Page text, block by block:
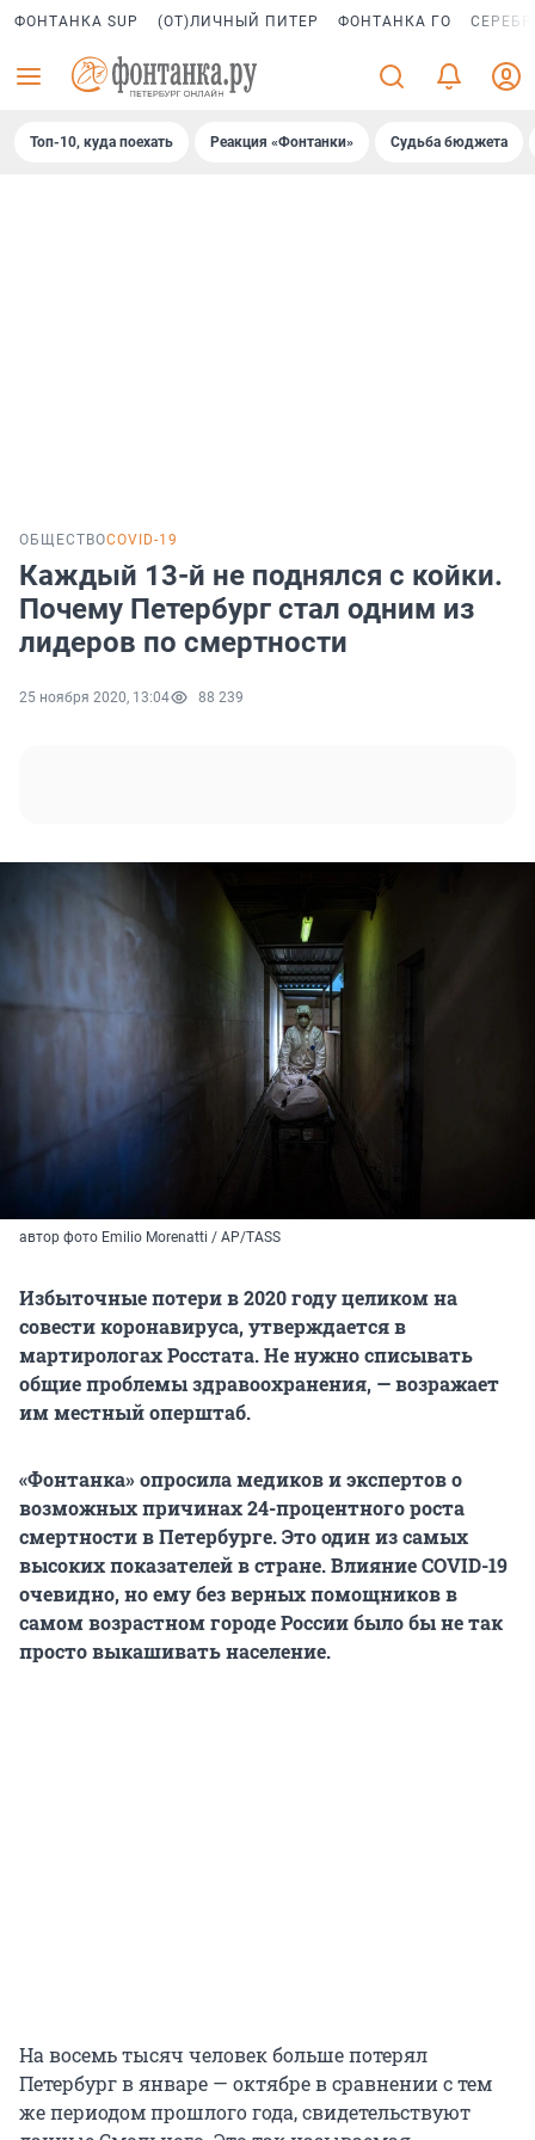
ФОНТАНКА SUP (ОТ)ЛИЧНЫЙ ПИТЕР ФОНТАНКА ГО
Топ-10, куда поехать Реакция «Фонтанки» Судьба бюджета
ОБЩЕСТВОCOVID-19
Каждый 13-й не поднялся с койки.
Почему Петербург стал одним из
лидеров по смертности
25 ноября 2020, 13:04 88 239
автор фото Emilio Morenatti / AP/TASS
Избыточные потери в 2020 году целиком на
совести коронавируса, утверждается в
мартирологах Росстата. Не нужно списывать
общие проблемы здравоохранения, — возражает
им местный оперштаб.
«Фонтанка» опросила медиков и экспертов о
возможных причинах 24-процентного роста
смертности в Петербурге. Это один из самых
высоких показателей в стране. Влияние COVID-19
очевидно, но ему без верных помощников в
самом возрастном городе России было бы не так
просто выкашивать население.
На восемь тысяч человек больше потерял
Петербург в январе — октябре в сравнении с тем
же периодом прошлого года, свидетельствуют